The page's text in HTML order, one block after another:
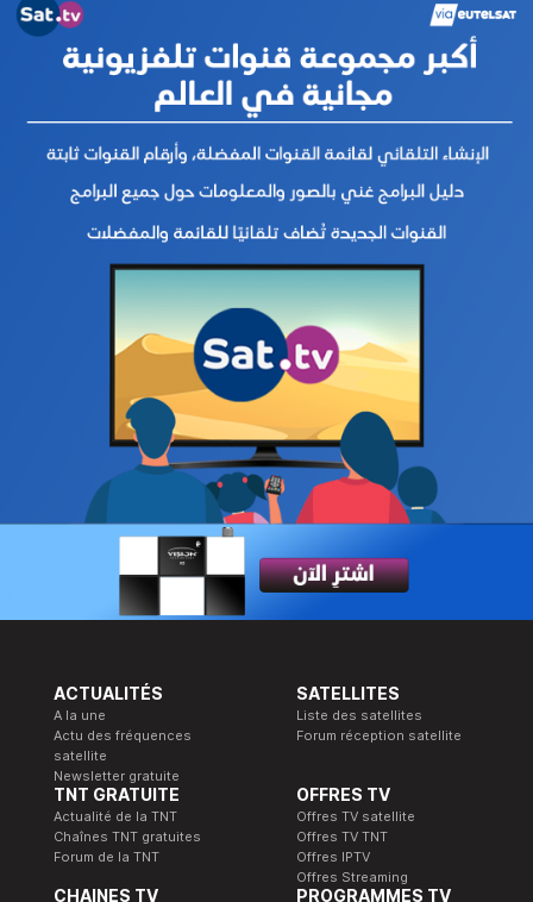
ACTUALITÉS
A la une
Actu des fréquences
satellite
Newsletter gratuite
SATELLITES
Liste des satellites
Forum réception satellite
TNT GRATUITE
Actualité de la TNT
Chaînes TNT gratuites
Forum de la TNT
OFFRES TV
Offres TV satellite
Offres TV TNT
Offres IPTV
Offres Streaming
CHAINES TV PROGRAMMES TV